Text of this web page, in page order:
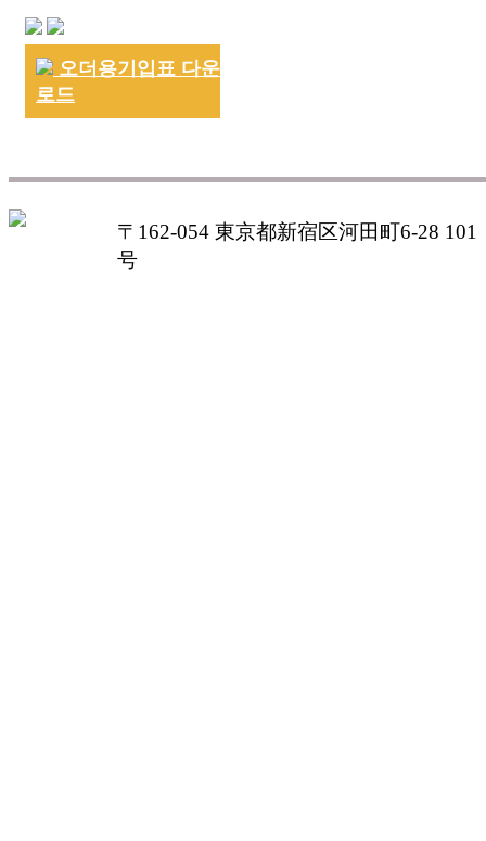
오더용기입표 다운
로드
〒162-054 東京都新宿区河田町6-28 101
号